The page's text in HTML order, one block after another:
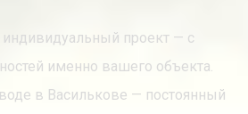
проект — с
именно вашего объекта.
в Василькове — постоянный